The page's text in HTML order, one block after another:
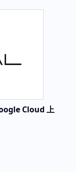
Cloud 上